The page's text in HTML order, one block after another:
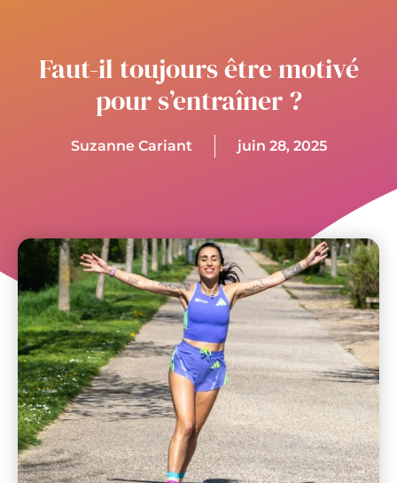
Faut-il toujours être motivé
pour s’entraîner ?
Suzanne Cariant juin 28, 2025